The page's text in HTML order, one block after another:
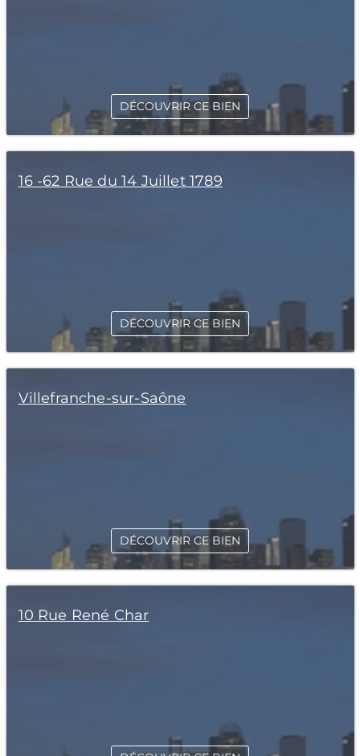
DÉCOUVRIR CE BIEN
16 -62 Rue du 14 Juillet 1789
DÉCOUVRIR CE BIEN
Villefranche-sur-Saône
DÉCOUVRIR CE BIEN
10 Rue René Char